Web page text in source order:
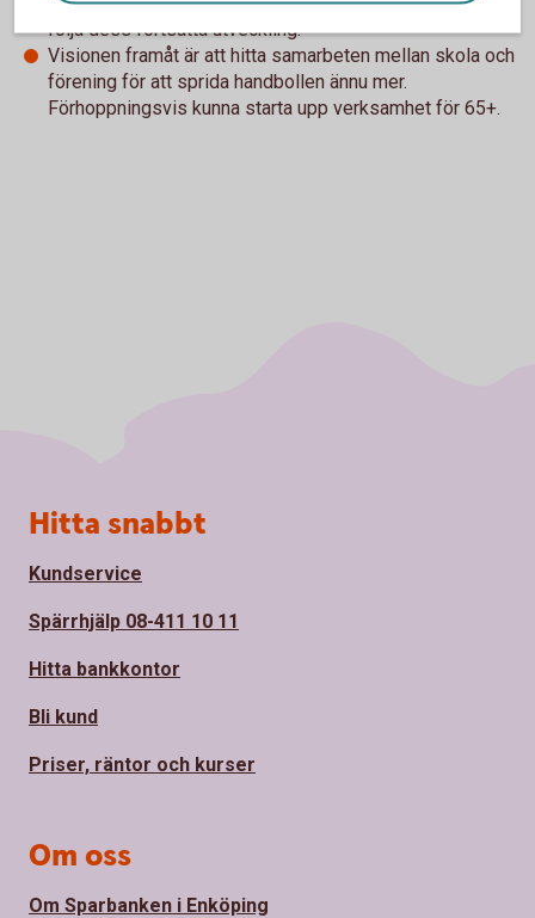
följa dess fortsatta utveckling.
Visionen framåt är att hitta samarbeten mellan skola och
förening för att sprida handbollen ännu mer.
Förhoppningsvis kunna starta upp verksamhet för 65+.
Sidfot
Hitta snabbt
Kundservice
Spärrhjälp 08-411 10 11
Hitta bankkontor
Bli kund
Priser, räntor och kurser
Om oss
Om Sparbanken i Enköping